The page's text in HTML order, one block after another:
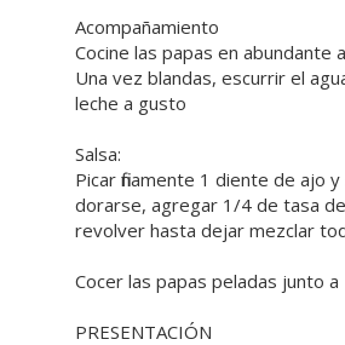
Acompañamiento
Cocine las papas en abundante
Una vez blandas, escurrir el
leche a gusto
Salsa:
Picar finamente 1 diente de ajo
dorarse, agregar 1/4 de tasa
revolver hasta dejar mezclar
Cocer las papas peladas junto a
PRESENTACIÓN